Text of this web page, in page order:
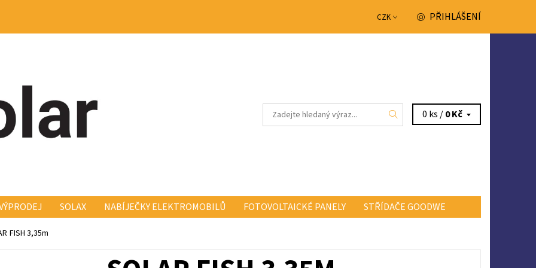
CZK PŘIHLÁŠENÍ
0 ks /0 Kč
SOLAX NABÍJEČKY ELEKTROMOBILŮ FOTOVOLTAICKÉ PANELY
STŘÍDAČE GOODWE
KONSTRUKCE FISCHER FISCH
FISH 3,35m